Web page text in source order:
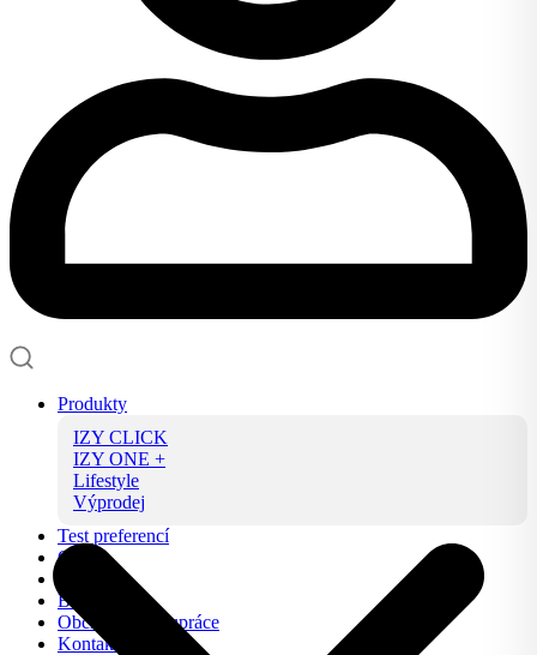
Produkty
IZY CLICK
IZY ONE +
Lifestyle
Výprodej
Test preferencí
O nás
Blog
Obchodní spolupráce
Kontakt